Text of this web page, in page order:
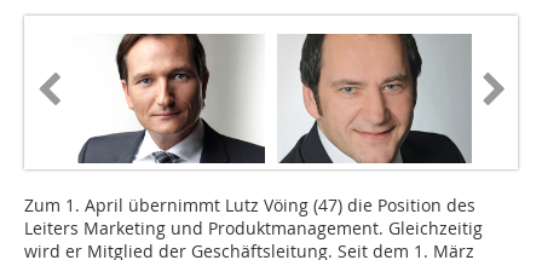
Zum 1. April übernimmt Lutz Vöing (47) die Position des
Leiters Marketing und Produktmanagement. Gleichzeitig
wird er Mitglied der Geschäftsleitung. Seit dem 1. März